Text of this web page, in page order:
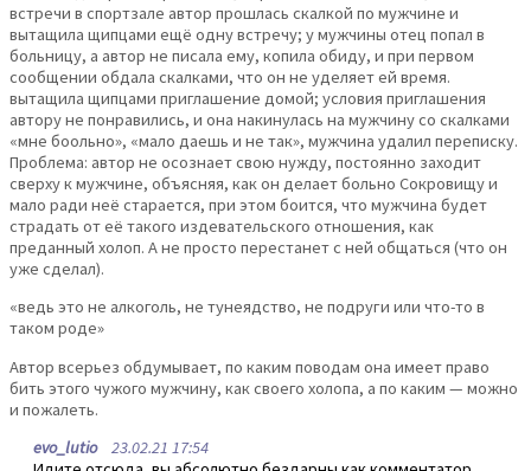
встречи в спортзале автор прошлась скалкой по мужчине и
вытащила щипцами ещё одну встречу; у мужчины отец попал в
больницу, а автор не писала ему, копила обиду, и при первом
сообщении обдала скалками, что он не уделяет ей время.
вытащила щипцами приглашение домой; условия приглашения
автору не понравились, и она накинулась на мужчину со скалками
«мне боольно», «мало даешь и не так», мужчина удалил переписку.
Проблема: автор не осознает свою нужду, постоянно заходит
сверху к мужчине, объясняя, как он делает больно Сокровищу и
мало ради неё старается, при этом боится, что мужчина будет
страдать от её такого издевательского отношения, как
преданный холоп. А не просто перестанет с ней общаться (что он
уже сделал).
«ведь это не алкоголь, не тунеядство, не подруги или что-то в
таком роде»
Автор всерьез обдумывает, по каким поводам она имеет право
бить этого чужого мужчину, как своего холопа, а по каким — можно
и пожалеть.
evo_lutio23.02.21 17:54